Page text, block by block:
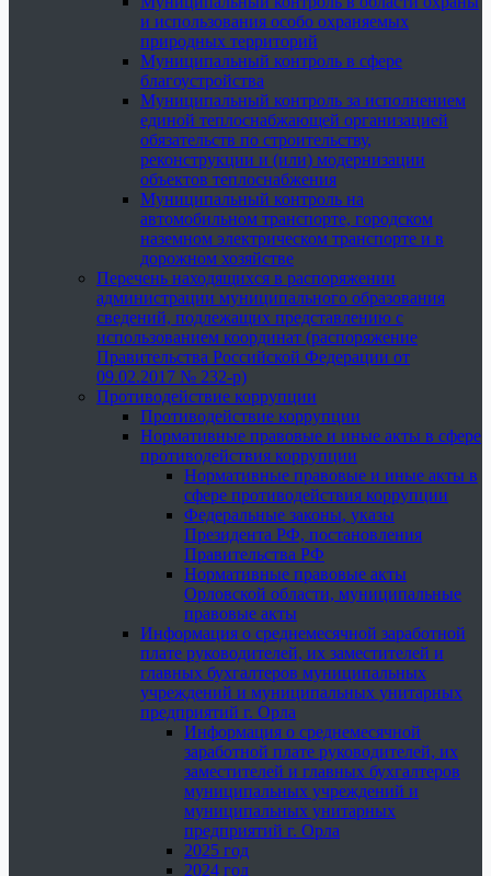
и использования особо охраняемых
природных территорий
Муниципальный контроль в сфере
благоустройства
Муниципальный контроль за исполнением
единой теплоснабжающей организацией
обязательств по строительству,
реконструкции и (или) модернизации
объектов теплоснабжения
Муниципальный контроль на
автомобильном транспорте, городском
наземном электрическом транспорте и в
дорожном хозяйстве
Перечень находящихся в распоряжении
администрации муниципального образования
сведений, подлежащих представлению с
использованием координат (распоряжение
Правительства Российской Федерации от
09.02.2017 № 232-р)
Противодействие коррупции
Противодействие коррупции
Нормативные правовые и иные акты в сфере
противодействия коррупции
Нормативные правовые и иные акты в
сфере противодействия коррупции
Федеральные законы, указы
Президента РФ, постановления
Правительства РФ
Нормативные правовые акты
Орловской области, муниципальные
правовые акты
Информация о среднемесячной заработной
плате руководителей, их заместителей и
главных бухгалтеров муниципальных
учреждений и муниципальных унитарных
предприятий г. Орла
Информация о среднемесячной
заработной плате руководителей, их
заместителей и главных бухгалтеров
муниципальных учреждений и
муниципальных унитарных
предприятий г. Орла
2025 год
2024 год